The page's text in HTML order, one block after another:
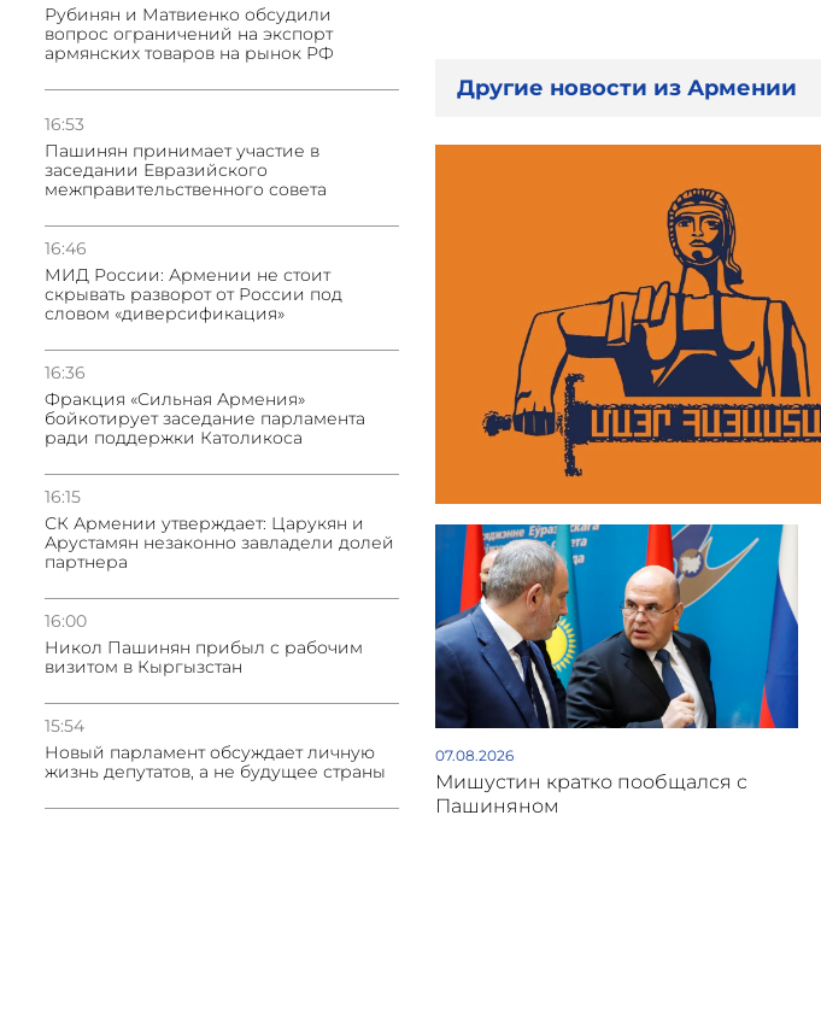
Рубинян и Матвиенко обсудили
вопрос ограничений на экспорт
армянских товаров на рынок РФ
16:53
Пашинян принимает участие в
заседании Евразийского
межправительственного совета
16:46
МИД России: Армении не стоит
скрывать разворот от России под
словом «диверсификация»
16:36
Фракция «Сильная Армения»
бойкотирует заседание парламента
ради поддержки Католикоса
16:15
СК Армении утверждает: Царукян и
Арустамян незаконно завладели долей
партнера
16:00
Никол Пашинян прибыл с рабочим
визитом в Кыргызстан
15:54
Новый парламент обсуждает личную
жизнь депутатов, а не будущее страны
Другие новости из Армении
07.08.2026
Мишустин кратко пообщался с
Пашиняном